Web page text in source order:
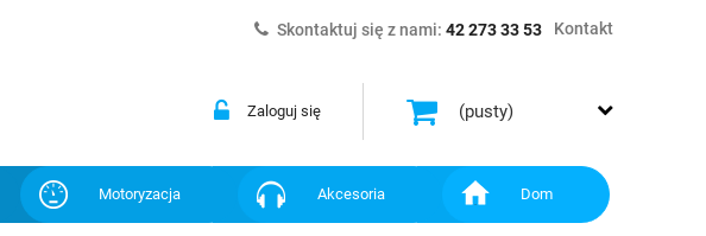
Kontakt
Skontaktuj się z nami: 42 273 33 53
(pusty)
Zaloguj się
Motoryzacja Akcesoria Dom